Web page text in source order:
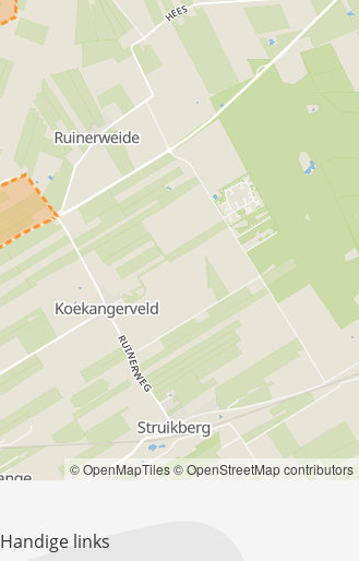
© OpenMapTiles© OpenStreetMap contributors
Handige links